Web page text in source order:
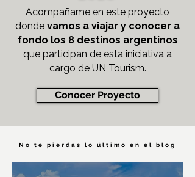
Acompañame en este proyecto
donde vamos a viajar y conocer a
fondo los 8 destinos argentinos
que participan de esta iniciativa a
cargo de UN Tourism.
Conocer Proyecto
No te pierdas lo último en el blog